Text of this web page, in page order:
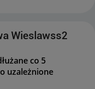
Wieslawss2
co 5
uzależnione